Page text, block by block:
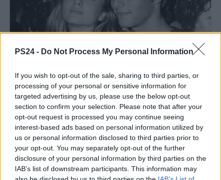
PS24 - Do Not Process My Personal Information
If you wish to opt-out of the sale, sharing to third parties, or
processing of your personal or sensitive information for
targeted advertising by us, please use the below opt-out
section to confirm your selection. Please note that after your
opt-out request is processed you may continue seeing
interest-based ads based on personal information utilized by
us or personal information disclosed to third parties prior to
your opt-out. You may separately opt-out of the further
disclosure of your personal information by third parties on the
IAB’s list of downstream participants. This information may